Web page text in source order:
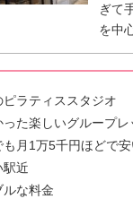
ぎて
を中
タジ
ラティススタジオ
た楽しいグループレ
も月1万5千円ほどで
駅近
ルな料金